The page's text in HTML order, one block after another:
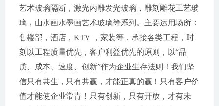
艺术玻璃隔断，激光内雕发光玻璃，雕刻雕花工艺玻
璃，山水画水墨画艺术玻璃等系列。主要运用场所：
售楼部，酒店，KTV ，家装等，承接各类工程，时
刻以工程质量优先，客户利益优先的原则，以“品
质、成本、速度、创新”作为企业生存法则！我们坚
信只有共生，只有共赢，才能正真的赢！只有客户价
值才能使企业常青！只有创新，只有开放，才有未